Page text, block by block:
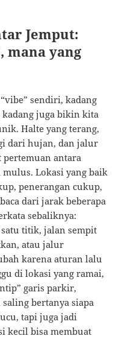
Jemput:
mana yang
sendiri, kadang
juga bikin kita
Halte yang terang,
dari hujan, dan jalur
pertemuan antara
Lokasi yang baik
penerangan cukup,
dari jarak beberapa
sebaliknya:
titik, jalan sempit
atau jalur
karena aturan lalu
di lokasi yang ramai,
garis parkir,
bertanya siapa
tapi juga jadi
kecil bisa membuat